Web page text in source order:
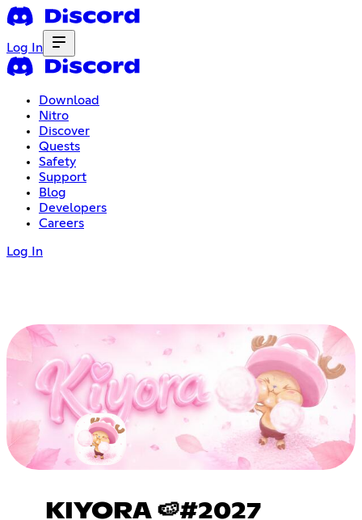
Log In
Download
Nitro
Discover
Quests
Safety
Support
Blog
Developers
Careers
Log In
KIYORA 🍉#2027